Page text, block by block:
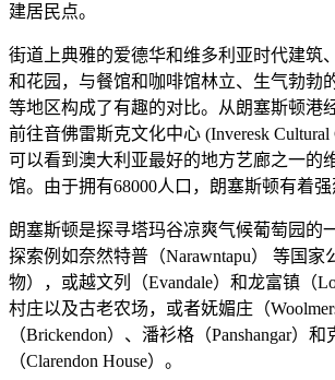
建居民点。
街道上典雅的爱德华和维多利亚时代建筑
和花园，与餐馆和咖啡馆林立、生气勃勃
等地区构成了有趣的对比。从朗塞斯顿港
前往音佛雷斯克文化中心 (Inveresk Cultural
可以看到澳大利亚最好的地方艺廊之一的
馆。由于拥有68000人口，朗塞斯顿有着强
朗塞斯顿是探寻塔玛谷凉爽气候葡萄园的
探索例如奈然特普（Narawntapu） 等国家
物），或越文列（Evandale）和龙富镇（
村庄以及古老农场，或者妩媚庄（
（Brickendon）、潘衫格（Panshangar）
（Clarendon House）。